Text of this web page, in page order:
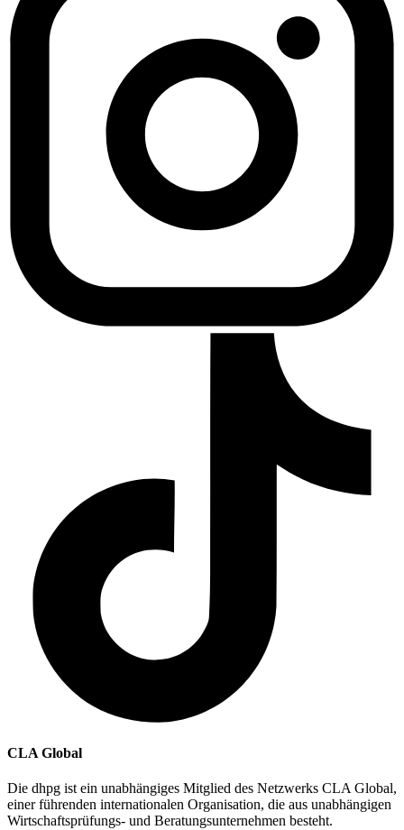
CLA Global
Die dhpg ist ein unabhängiges Mitglied des Netzwerks CLA Global,
einer führenden internationalen Organisation, die aus unabhängigen
Wirtschaftsprüfungs- und Beratungsunternehmen besteht.